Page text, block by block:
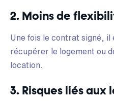
2. Moins de
Une fois le contrat signé, il
récupérer le logement ou
location.
3. Risques liés aux